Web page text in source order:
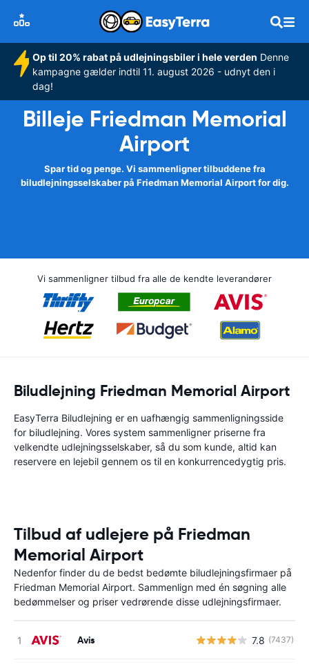
Op til 20% rabat på udlejningsbiler i hele verden Denne
kampagne gælder indtil 11. august 2026 - udnyt den i
dag!
Billeje Friedman Memorial
Airport
Spar tid og penge. Vi sammenligner tilbuddene fra
biludlejningsselskaber på Friedman Memorial Airport for dig.
Vi sammenligner tilbud fra alle de kendte leverandører
Biludlejning Friedman Memorial Airport
EasyTerra Biludlejning er en uafhængig sammenligningsside
for biludlejning. Vores system sammenligner priserne fra
velkendte udlejningsselskaber, så du som kunde, altid kan
reservere en lejebil gennem os til en konkurrencedygtig pris.
Tilbud af udlejere på Friedman
Memorial Airport
Nedenfor finder du de bedst bedømte biludlejningsfirmaer på
Friedman Memorial Airport. Sammenlign med én søgning alle
bedømmelser og priser vedrørende disse udlejningsfirmaer.
Avis 7.8 (7437)